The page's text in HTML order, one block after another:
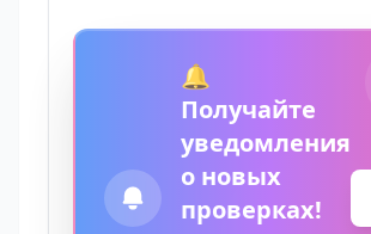
🔔
Получайте
уведомления
о новых
проверках!